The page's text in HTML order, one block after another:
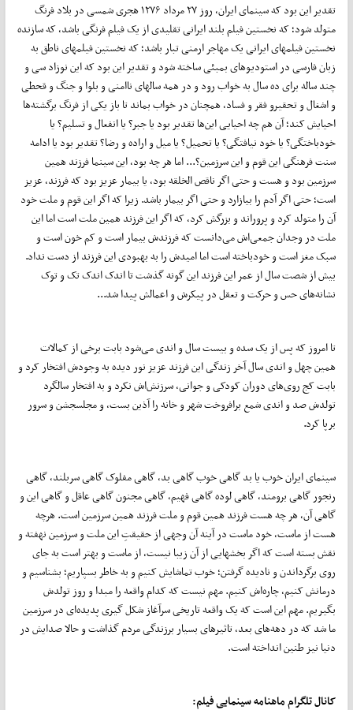
تقدیر این بود که سینمای ایران، روز ۲۷ مرداد ۱۲۷۶ هجری شمسی در بلاد فرنگ
متولد شود؛ که نخستین فیلم بلند ایرانی تقلیدی از یک فیلم فرنگی باشد، که سازنده
نخستین فیلمهای ایرانی یک مهاجر ارمنی تبار باشد؛ که نخستین فیلمهای ناطق به
زبان فارسی در استودیوهای بمبئی ساخته شود و تقدیر این بود که این نوزاد سی و
چند ساله برای ده سال به خواب رود و در همه سالهای ناامنی و بلوا و جنگ و قحطی
و اشغال و تحقیرو فقر و فساد، همچنان در خواب بماند تا باز یکی از فرنگ برگشته‌ها
احیایش کند؛ آن هم چه احیایی این‌ها تقدیر بود یا جبر؟ یا انفعال و تسلیم؟ یا
خودباختگی؟ یا خود نیافتگی؟ یا تحمیل؟ یا میل و اراده و رضا؟ تقدیر بود یا ادامه
سنت فرهنگی این قوم و این سرزمین؟... اما هر چه بود، این سینما فرزند همین
سرزمین بود و هست و حتی اگر ناقص الخلقه بود، یا بیمار عزیز بود که فرزند، عزیز
است؛ حتی اگر آدم را بیازارد و حتی اگر بیمار باشد. زیرا که اگر این قوم و ملت خود
آن را متولد کرد و پروراند و بزرگش کرد، که اگر این فرزند همین ملت است اما این
ملت در وجدان جمعی‌اش می‌دانست که فرزندش بیمار است و کم خون است و
سبک مغز است و خودباخته است اما امیدش را به بهبودی این فرزند از دست نداد.
بیش از شصت سال از عمر این فرزند این گونه گذشت تا اندک اندک تک و توک
نشانه‌های حس و حرکت و تعقل در پیکرش و اعمالش پیدا شد...
تا امروز که پس از یک سده و بیست سال و اندی می‌شود بابت برخی از کمالات
همین چهل و اندی سال آخر زندگی این فرزند عزیز نور دیده به وجودش افتخار کرد و
بابت کج روی‌های دوران کودکی و جوانی، سرزنش‌اش نکرد و به افتخار سالگرد
تولدش صد و اندی شمع برافروخت شهر و خانه را آذین بست، و مجلسجشن و سرور
برپا کرد.
سینمای ایران خوب یا بد گاهی خوب گاهی بد، گاهی مفلوک گاهی سربلند، گاهی
رنجور گاهی برومند، گاهی لوده گاهی فهیم، گاهی مجنون گاهی عاقل و گاهی این و
گاهی آن، هر چه هست فرزند همین قوم و ملت فرزند همین سرزمین است. هرچه
هست از ماست، خود ماست در آینه آن وجهی از حقیقتِ این ملت و سرزمین نهفته و
نقش بسته است که اگر بخشهایی از آن زیبا نیست، از ماست و بهتر است به جای
روی برگرداندن و نادیده گرفتن؛ خوب تماشایش کنیم و به خاطر بسپاریم؛ بشناسیم و
درمانش کنیم، چاره‌اش کنیم. مهم نیست که کدام واقعه را مبدا و روز تولدش
بگیریم. مهم این است که یک واقعه تاریخی سرآغاز شکل گیری پدیده‌ای در سرزمین
ما شد که در دهه‌های بعد، تاثیرهای بسیار برزندگی مردم گذاشت و حالا صدایش در
دنیا نیز طنین انداخته است.
کانال تلگرام ماهنامه سینمایی فیلم: